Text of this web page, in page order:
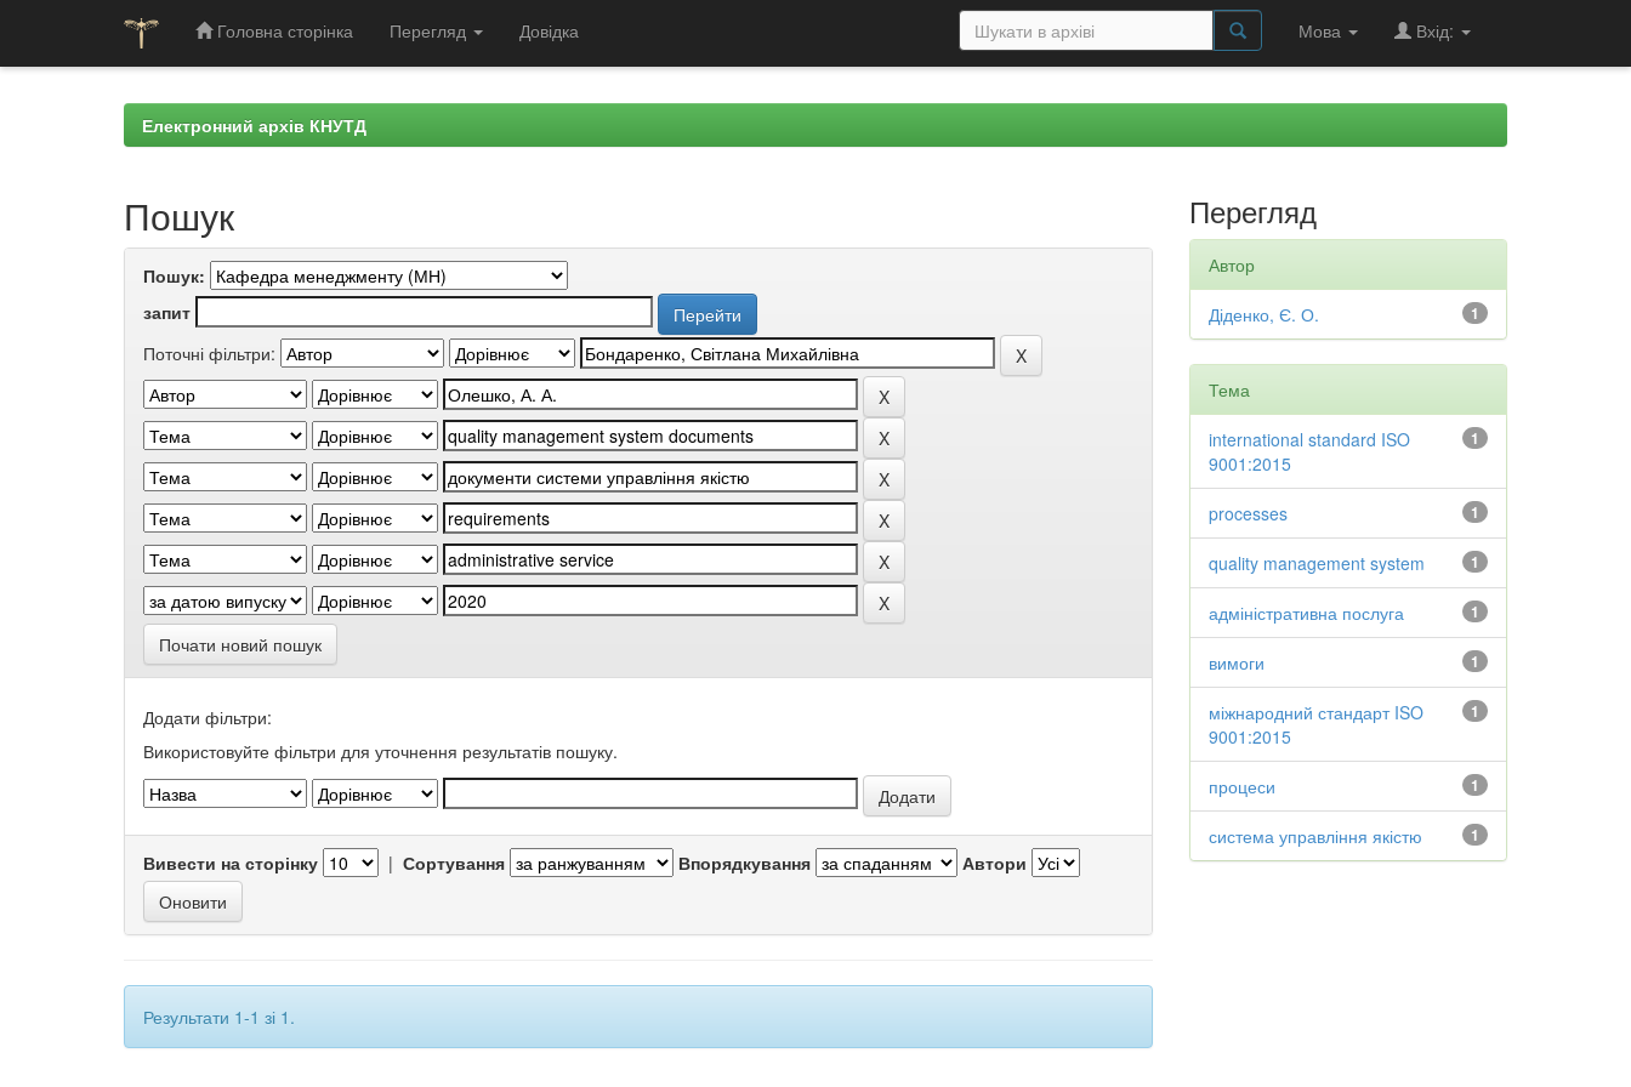
Головна сторінка Перегляд Довідка Мова Вхід:
Електронний архів КНУТД
Пошук
Пошук:
запит
Поточні фільтри:
Почати новий пошук
Додати фільтри:
Використовуйте фільтри для уточнення результатів пошуку.
Вивести на сторінку | Сортування Впорядкування Автори
Результати 1-1 зі 1.
Перегляд
Автор
1
Діденко, Є. О.
Тема
1
international standard ISO
9001:2015
1
processes
1
quality management system
1
адміністративна послуга
1
вимоги
1
міжнародний стандарт ISO
9001:2015
1
процеси
1
система управління якістю